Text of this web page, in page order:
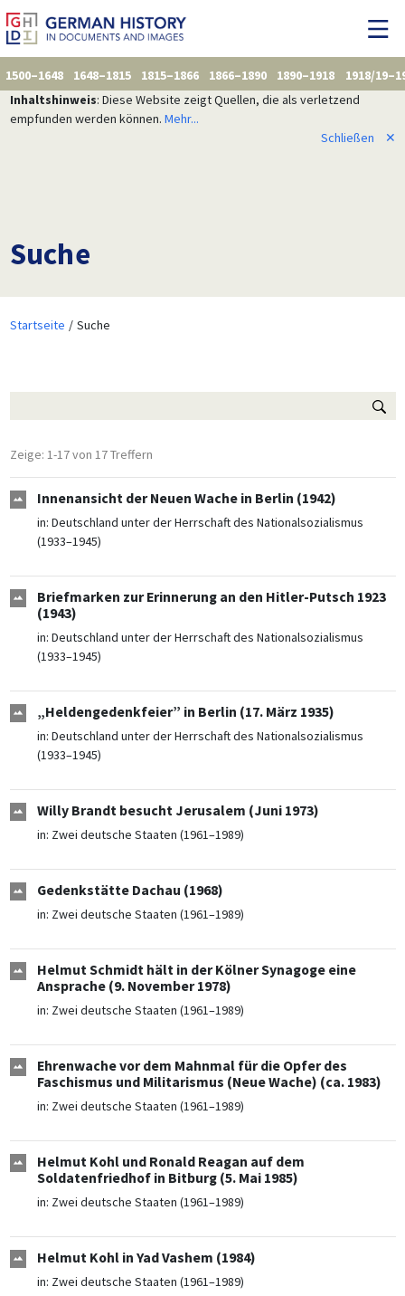
1500–1648 1648–1815 1815–1866 1866–1890 1890–1918
1918/
Inhaltshinweis: Diese Website zeigt Quellen, die als verletzend
empfunden werden können. Mehr...
Schließen
✕
Suche
Startseite Suche
Zeige: 1-17 von 17 Treffern
Innenansicht der Neuen Wache in Berlin (1942)
in: Deutschland unter der Herrschaft des Nationalsozialismus
(1933–1945)
Briefmarken zur Erinnerung an den Hitler-Putsch 1923
(1943)
in: Deutschland unter der Herrschaft des Nationalsozialismus
(1933–1945)
„Heldengedenkfeier” in Berlin (17. März 1935)
in: Deutschland unter der Herrschaft des Nationalsozialismus
(1933–1945)
Willy Brandt besucht Jerusalem (Juni 1973)
in: Zwei deutsche Staaten (1961–1989)
Gedenkstätte Dachau (1968)
in: Zwei deutsche Staaten (1961–1989)
Helmut Schmidt hält in der Kölner Synagoge eine
Ansprache (9. November 1978)
in: Zwei deutsche Staaten (1961–1989)
Ehrenwache vor dem Mahnmal für die Opfer des
Faschismus und Militarismus (Neue Wache) (ca. 1983)
in: Zwei deutsche Staaten (1961–1989)
Helmut Kohl und Ronald Reagan auf dem
Soldatenfriedhof in Bitburg (5. Mai 1985)
in: Zwei deutsche Staaten (1961–1989)
Helmut Kohl in Yad Vashem (1984)
in: Zwei deutsche Staaten (1961–1989)